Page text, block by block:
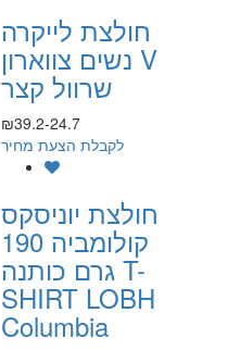
חולצת לייקרה
נשים צווארון V
שרוול קצר
₪39.2-24.7
לקבלת הצעת מחיר
חולצת יוניסקס
קולומביה 190
גרם כותנה T-
SHIRT LOBH
Columbia